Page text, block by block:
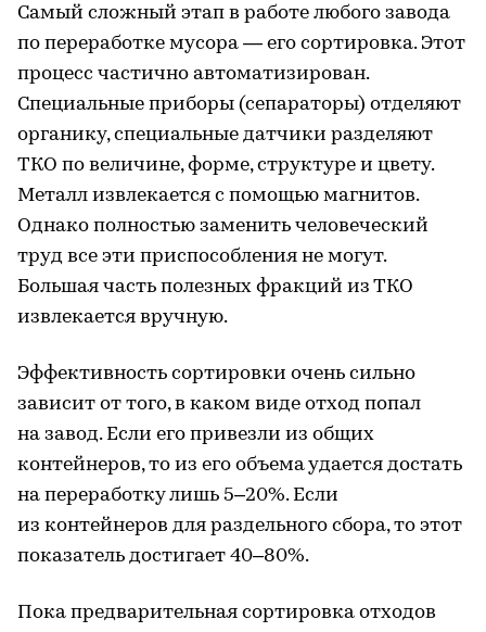
Самый сложный этап в работе любого завода
по переработке мусора — его сортировка. Этот
процесс частично автоматизирован.
Специальные приборы (сепараторы) отделяют
органику, специальные датчики разделяют
ТКО по величине, форме, структуре и цвету.
Металл извлекается с помощью магнитов.
Однако полностью заменить человеческий
труд все эти приспособления не могут.
Большая часть полезных фракций из ТКО
извлекается вручную.
Эффективность сортировки очень сильно
зависит от того, в каком виде отход попал
на завод. Если его привезли из общих
контейнеров, то из его объема удается достать
на переработку лишь 5–20%. Если
из контейнеров для раздельного сбора, то этот
показатель достигает 40–80%.
Пока предварительная сортировка отходов